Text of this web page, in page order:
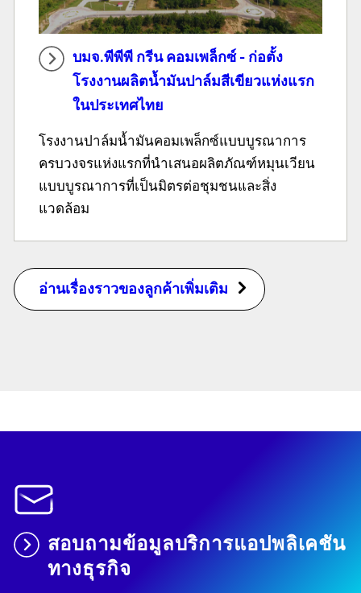
บมจ.พีพีพี กรีน คอมเพล็กซ์ - ก่อตั้ง
โรงงานผลิตน้ำมันปาล์มสีเขียวแห่งแรก
ในประเทศไทย
โรงงานปาล์มน้ำมันคอมเพล็กซ์แบบบูรณาการ
ครบวงจรแห่งแรกที่นำเสนอผลิตภัณฑ์หมุนเวียน
แบบบูรณาการที่เป็นมิตรต่อชุมชนและสิ่ง
แวดล้อม
อ่านเรื่องราวของลูกค้าเพิ่มเติม
สอบถามข้อมูลบริการแอปพลิเคชัน
ทางธุรกิจ